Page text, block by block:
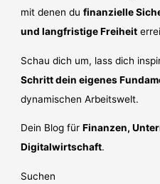
mit denen dufinanzielle
und langfristige Freiheit
Schau dich um, lass dich
Schritt dein eigenes
dynamischen Arbeitswelt.
Dein Blog fürFinanzen,
Digitalwirtschaft.
Suchen